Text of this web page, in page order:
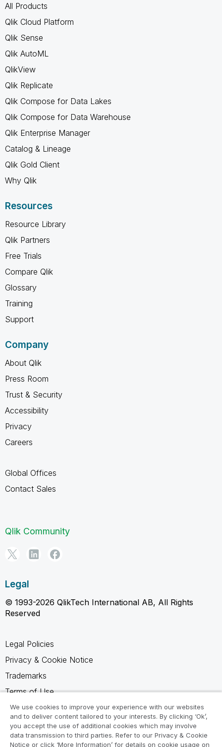
All Products
Qlik Cloud Platform
Qlik Sense
Qlik AutoML
QlikView
Qlik Replicate
Qlik Compose for Data Lakes
Qlik Compose for Data Warehouse
Qlik Enterprise Manager
Catalog & Lineage
Qlik Gold Client
Why Qlik
Resources
Resource Library
Qlik Partners
Free Trials
Compare Qlik
Glossary
Training
Support
Company
About Qlik
Press Room
Trust & Security
Accessibility
Privacy
Careers
Global Offices
Contact Sales
Qlik Community
Legal
© 1993-2026 QlikTech International AB, All Rights
Reserved
Legal Policies
Privacy & Cookie Notice
Trademarks
Terms of Use
Legal Agreements
Product Terms
Do not share my info
We use cookies to improve your experience with our websites
and to deliver content tailored to your interests. By clicking ‘Ok’,
you accept the use of additional cookies which may involve
data transmission to third parties. Refer to our Privacy & Cookie
Notice or click ‘More Information’ for details on cookie usage on